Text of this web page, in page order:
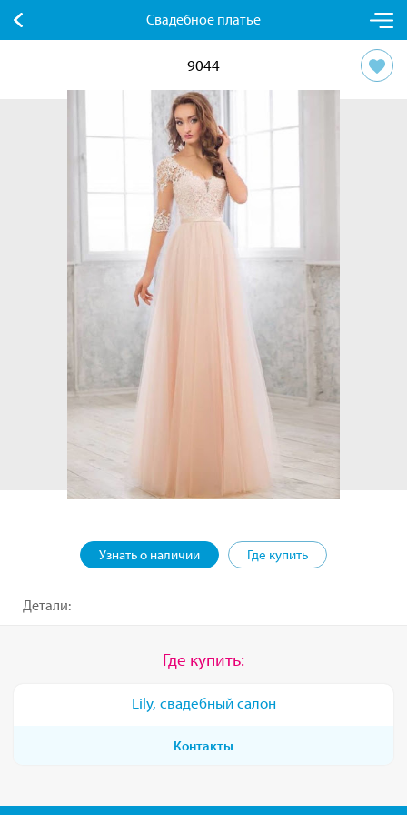
Свадебное платье
9044
Узнать о наличии Где купить
Детали:
Где купить:
Lily, свадебный салон
Контакты